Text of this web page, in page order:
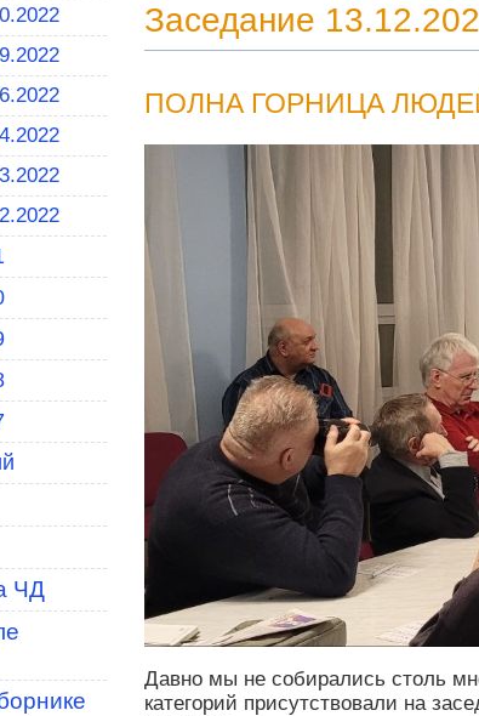
ЧД
Заседание
ПОЛНА ГОРНИЦА
Давно мы не собирались столь
категорий присутствовали на